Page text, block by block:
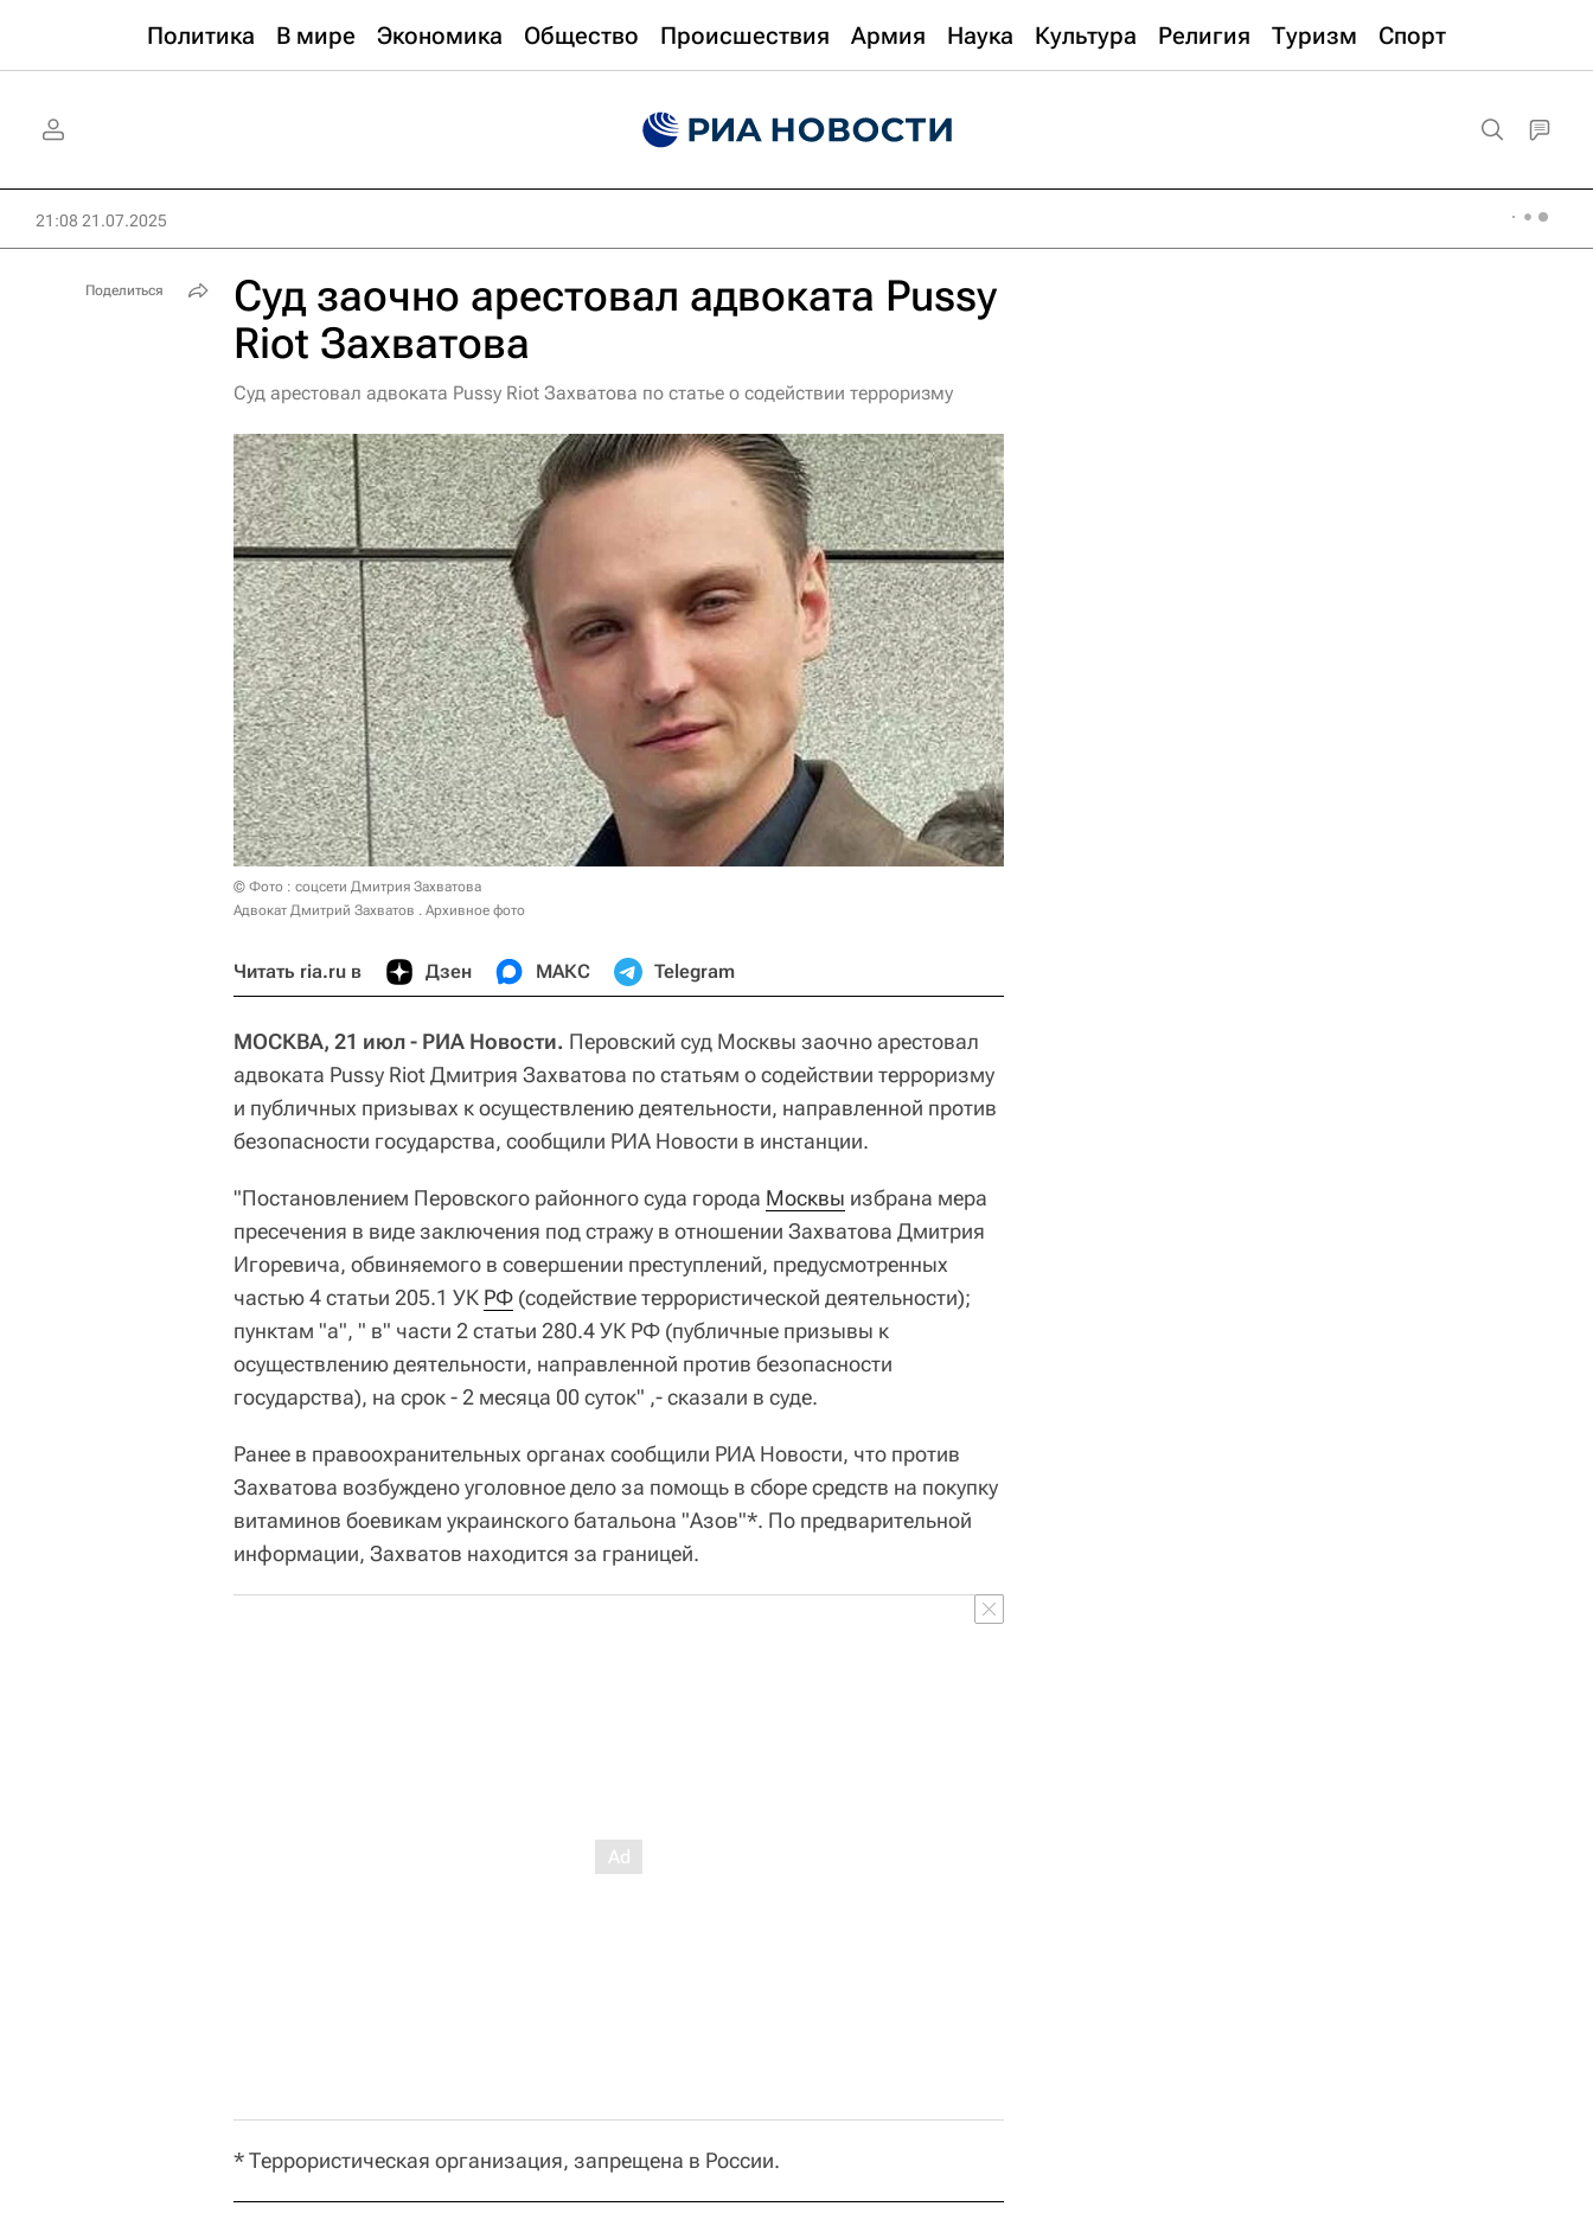
Политика В мире Экономика Общество Происшествия Армия Наука Культура Религия Туризм Спорт
21:08 21.07.2025
Суд заочно арестовал адвоката Pussy
Riot Захватова
Суд арестовал адвоката Pussy Riot Захватова по статье о содействии терроризму
© Фото : соцсети Дмитрия Захватова
Адвокат Дмитрий Захватов . Архивное фото
Читать ria.ru в Дзен МАКС Telegram
МОСКВА, 21 июл - РИА Новости. Перовский суд Москвы заочно арестовал
адвоката Pussy Riot Дмитрия Захватова по статьям о содействии терроризму
и публичных призывах к осуществлению деятельности, направленной против
безопасности государства, сообщили РИА Новости в инстанции.
"Постановлением Перовского районного суда города Москвы избрана мера
пресечения в виде заключения под стражу в отношении Захватова Дмитрия
Игоревича, обвиняемого в совершении преступлений, предусмотренных
частью 4 статьи 205.1 УК РФ (содействие террористической деятельности);
пунктам "а", " в" части 2 статьи 280.4 УК РФ (публичные призывы к
осуществлению деятельности, направленной против безопасности
государства), на срок - 2 месяца 00 суток" ,- сказали в суде.
Ранее в правоохранительных органах сообщили РИА Новости, что против
Захватова возбуждено уголовное дело за помощь в сборе средств на покупку
витаминов боевикам украинского батальона "Азов"*. По предварительной
информации, Захватов находится за границей.
* Террористическая организация, запрещена в России.
Поделиться